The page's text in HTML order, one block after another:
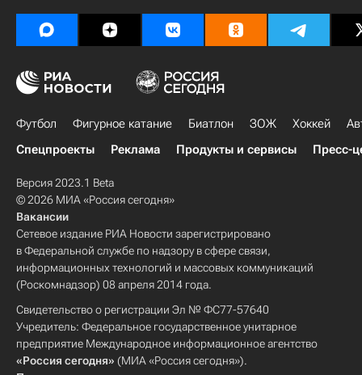
Футбол Фигурное катание Биатлон ЗОЖ Хоккей
Спецпроекты
Реклама Продукты и сервисы Пресс-
Версия 2023.1 Beta
© 2026 МИА «Россия сегодня»
Вакансии
Сетевое издание РИА Новости зарегистрировано
в Федеральной службе по надзору в сфере связи,
информационных технологий и массовых коммуникаций
(Роскомнадзор) 08 апреля 2014 года.
Свидетельство о регистрации Эл № ФС77-57640
Учредитель: Федеральное государственное унитарное
предприятие Международное информационное агентство
«Россия сегодня» (МИА «Россия сегодня»).